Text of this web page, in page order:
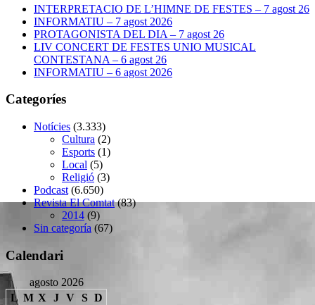
INTERPRETACIO DE L’HIMNE DE FESTES – 7 agost 26
INFORMATIU – 7 agost 2026
PROTAGONISTA DEL DIA – 7 agost 26
LIV CONCERT DE FESTES UNIO MUSICAL
CONTESTANA – 6 agost 26
INFORMATIU – 6 agost 2026
Categoríes
Notícies (3.333)
Cultura (2)
Esports (1)
Local (5)
Religió (3)
Podcast (6.650)
Revista El Comtat(83)
2014 (9)
Sin categoría (67)
Calendari
agosto 2026
L M X J V S D